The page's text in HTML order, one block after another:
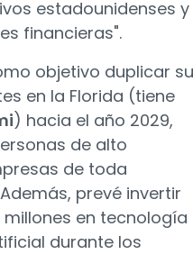
estadounidenses y
financieras".
objetivo duplicar su
en la Florida (tiene
) hacia el año 2029,
de alto
de toda
prevé invertir
millones en tecnología
durante los